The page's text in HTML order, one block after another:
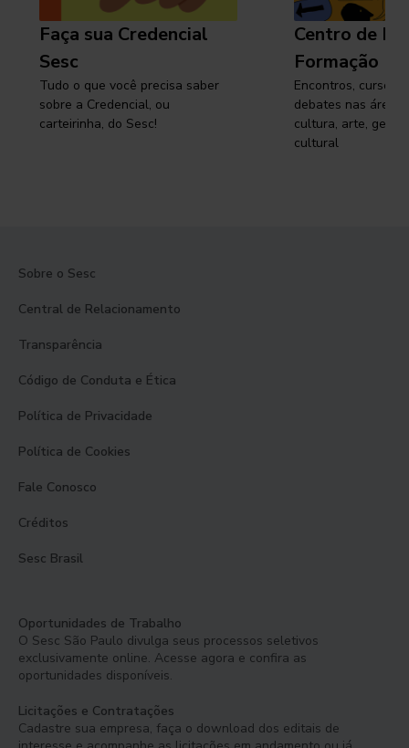
Faça sua Credencial
Sesc
Tudo o que você precisa saber
sobre a Credencial, ou
carteirinha, do Sesc!
Centro de
Formação
Encontros, cursos,
debates nas áreas
cultura, arte,
cultural
Sobre o Sesc
Central de Relacionamento
Transparência
Código de Conduta e Ética
Política de Privacidade
Política de Cookies
Fale Conosco
Créditos
Sesc Brasil
Oportunidades de Trabalho
O Sesc São Paulo divulga seus processos seletivos
exclusivamente online. Acesse agora e confira as
oportunidades disponíveis.
Licitações e Contratações
Cadastre sua empresa, faça o download dos editais de